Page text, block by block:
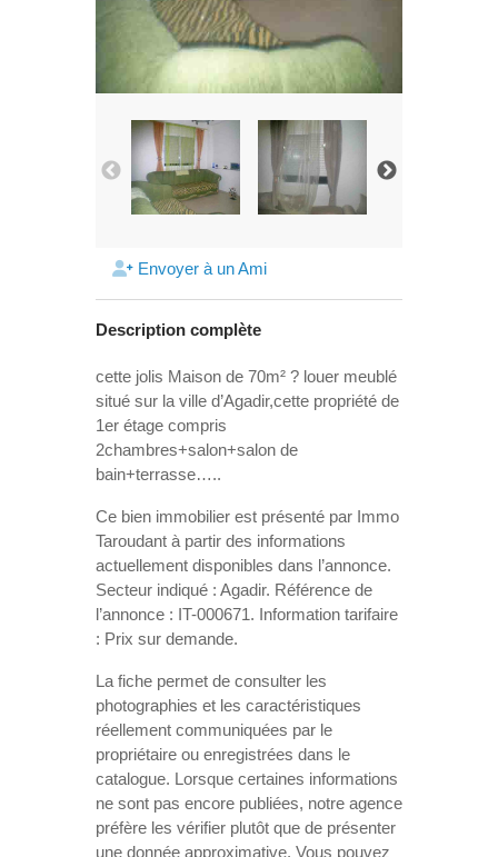
Envoyer à un Ami
Description complète
cette jolis Maison de 70m² ? louer meublé
situé sur la ville d’Agadir,cette propriété de
1er étage compris
2chambres+salon+salon de
bain+terrasse…..
Ce bien immobilier est présenté par Immo
Taroudant à partir des informations
actuellement disponibles dans l’annonce.
Secteur indiqué : Agadir. Référence de
l’annonce : IT-000671. Information tarifaire
: Prix sur demande.
La fiche permet de consulter les
photographies et les caractéristiques
réellement communiquées par le
propriétaire ou enregistrées dans le
catalogue. Lorsque certaines informations
ne sont pas encore publiées, notre agence
préfère les vérifier plutôt que de présenter
une donnée approximative. Vous pouvez